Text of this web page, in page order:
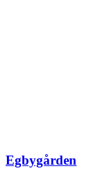
Egbygården